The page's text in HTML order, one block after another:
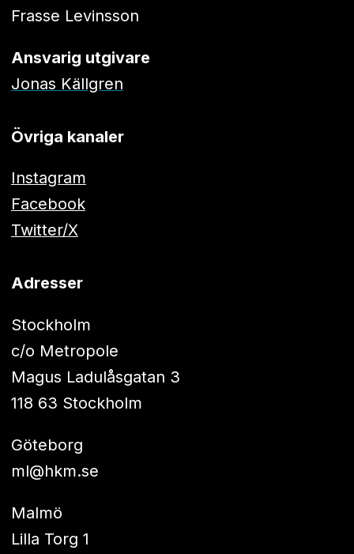
Frasse Levinsson
Ansvarig utgivare
Jonas Källgren
Övriga kanaler
Instagram
Facebook
Twitter/X
Adresser
Stockholm
c/o Metropole
Magus Ladulåsgatan 3
118 63 Stockholm
Göteborg
ml@hkm.se
Malmö
Lilla Torg 1